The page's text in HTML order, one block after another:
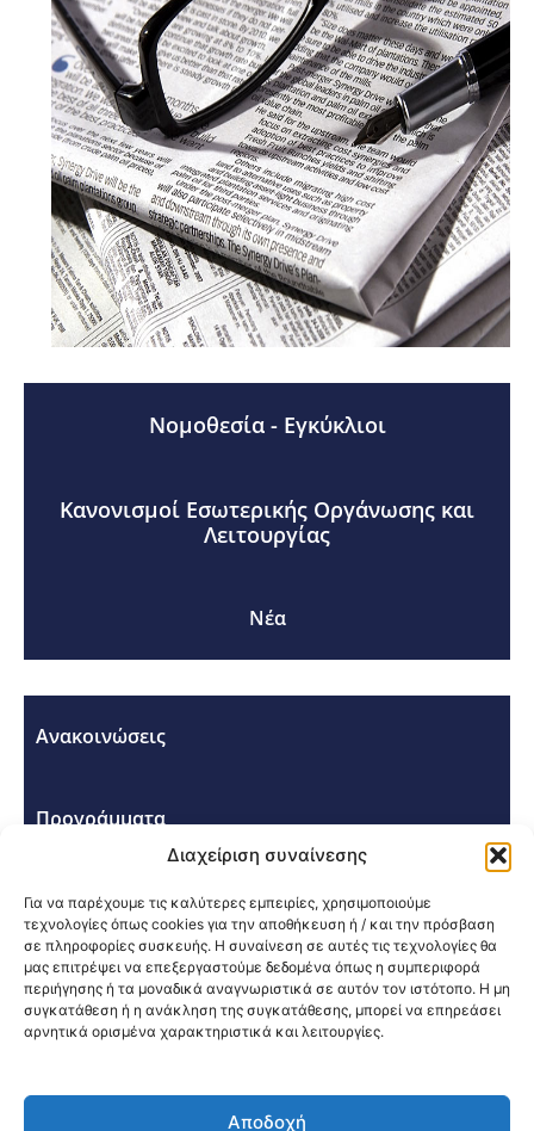
Διαχείριση συναίνεσης
Για να παρέχουμε τις καλύτερες εμπειρίες, χρησιμοποιούμε
τεχνολογίες όπως cookies για την αποθήκευση ή / και την πρόσβαση
σε πληροφορίες συσκευής. Η συναίνεση σε αυτές τις τεχνολογίες θα
μας επιτρέψει να επεξεργαστούμε δεδομένα όπως η συμπεριφορά
περιήγησης ή τα μοναδικά αναγνωριστικά σε αυτόν τον ιστότοπο. Η μη
συγκατάθεση ή η ανάκληση της συγκατάθεσης, μπορεί να επηρεάσει
αρνητικά ορισμένα χαρακτηριστικά και λειτουργίες.
Αποδοχή
Νομοθεσία - Εγκύκλιοι
Κανονισμοί Εσωτερικής Οργάνωσης και
Λειτουργίας
Νέα
Ανακοινώσεις
Προγράμματα
Σεμινάρια - Συνέδρια